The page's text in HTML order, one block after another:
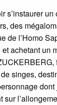
s’instaurer
des
de l’Homo
achetant un
singes,